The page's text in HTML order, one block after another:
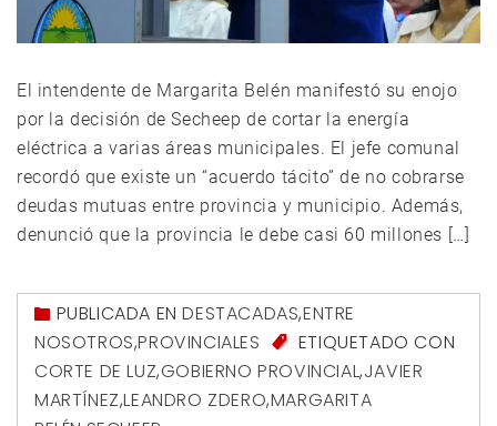
El intendente de Margarita Belén manifestó su enojo
por la decisión de Secheep de cortar la energía
eléctrica a varias áreas municipales. El jefe comunal
recordó que existe un “acuerdo tácito” de no cobrarse
deudas mutuas entre provincia y municipio. Además,
denunció que la provincia le debe casi 60 millones […]
PUBLICADA ENDESTACADAS,ENTRE
NOSOTROS,PROVINCIALES
ETIQUETADO CON
CORTE DE LUZ,GOBIERNO PROVINCIAL,JAVIER
MARTÍNEZ,LEANDRO ZDERO,MARGARITA